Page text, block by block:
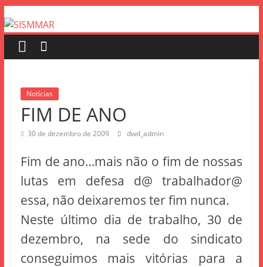
Notícias
FIM DE ANO
30 de dezembro de 2009 dwd_admin
Fim de ano…mais não o fim de nossas
lutas em defesa d@ trabalhador@
essa, não deixaremos ter fim nunca.
Neste último dia de trabalho, 30 de
dezembro, na sede do sindicato
conseguimos mais vitórias para a